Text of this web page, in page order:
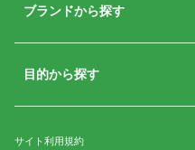
ブランドから探す
目的から探す
サイト利用規約